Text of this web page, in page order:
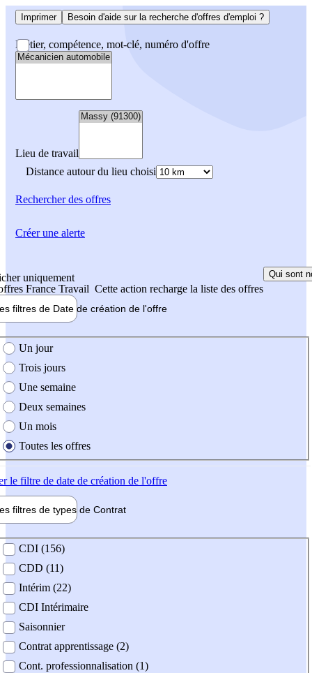
Imprimer Besoin d'aide sur la recherche d'offres d'emploi ?
Métier, compétence, mot-clé, numéro d'offre
Lieu de travail
Distance autour du lieu choisi
Rechercherdes offres
uniquement
France Travail Cette action recharge la liste des offres
Qui sont
filtres de Date de création de l'offre
création de l'offre
Un jour
Trois jours
Une semaine
Deux semaines
Un mois
Toutes les offres
le filtre de date de création de l'offre
filtres de types de Contrat
contrat
CDI (156)
CDD (11)
Intérim (22)
CDI Intérimaire
Saisonnier
Contrat apprentissage (2)
Cont. professionnalisation (1)
Créer une alerte